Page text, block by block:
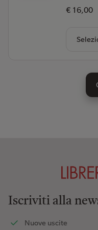
€ 16,00
Iscriviti alla
Nuove uscite